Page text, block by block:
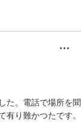
きます。
た。電話で場所を聞
り難かつたです。